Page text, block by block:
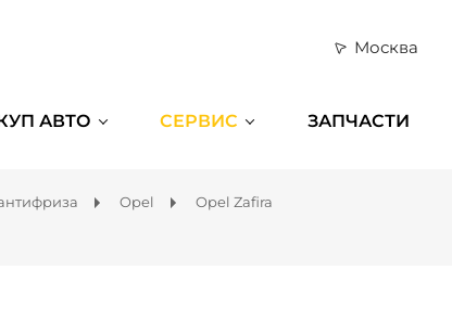
Москва
АВТО СЕРВИС ЗАПЧАСТИ
Opel Opel Zafira